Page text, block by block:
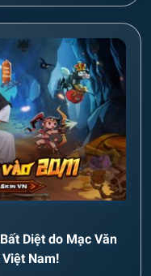
Diệt do Mạc Văn
Nam!